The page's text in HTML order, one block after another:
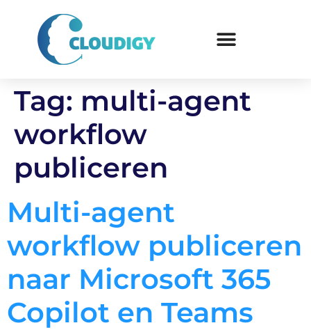
Tag: multi-agent
workflow
publiceren
Multi-agent
workflow publiceren
naar Microsoft 365
Copilot en Teams